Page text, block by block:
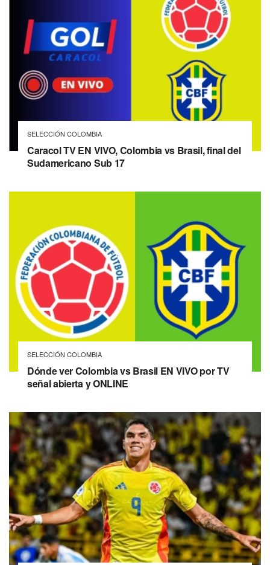
SELECCIÓN COLOMBIA
Caracol TV EN VIVO, Colombia vs Brasil, final del
Sudamericano Sub 17
SELECCIÓN COLOMBIA
Dónde ver Colombia vs Brasil EN VIVO por TV
señal abierta y ONLINE